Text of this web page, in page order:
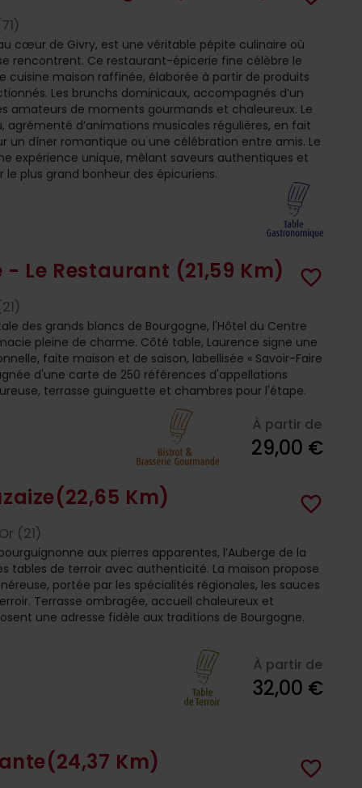
cœur de Givry, est une véritable pépite culinaire où
rencontrent. Ce restaurant-épicerie fine célèbre le
cuisine maison raffinée, élaborée à partir de produits
Les brunchs dominicaux, accompagnés d’un
amateurs de moments gourmands et chaleureux. Le
d’animations musicales régulières, en fait
un dîner romantique ou une célébration entre amis. Le
expérience unique, mêlant saveurs authentiques et
plus grand bonheur des épicuriens.
- Le Restaurant (21,59 Km) favorite_border
des grands blancs de Bourgogne, l'Hôtel du Centre
pleine de charme. Côté table, Laurence signe une
faite maison et de saison, labellisée « Savoir-Faire
d'une carte de 250 références d'appellations
terrasse guinguette et chambres pour l'étape.
À partir de
29,00 €
(22,65 Km) favorite_border
(21)
aux pierres apparentes, l’Auberge de la
tables de terroir avec authenticité. La maison propose
portée par les spécialités régionales, les sauces
Terrasse ombragée, accueil chaleureux et
une adresse fidèle aux traditions de Bourgogne.
À partir de
32,00 €
(24,37 Km) favorite_border